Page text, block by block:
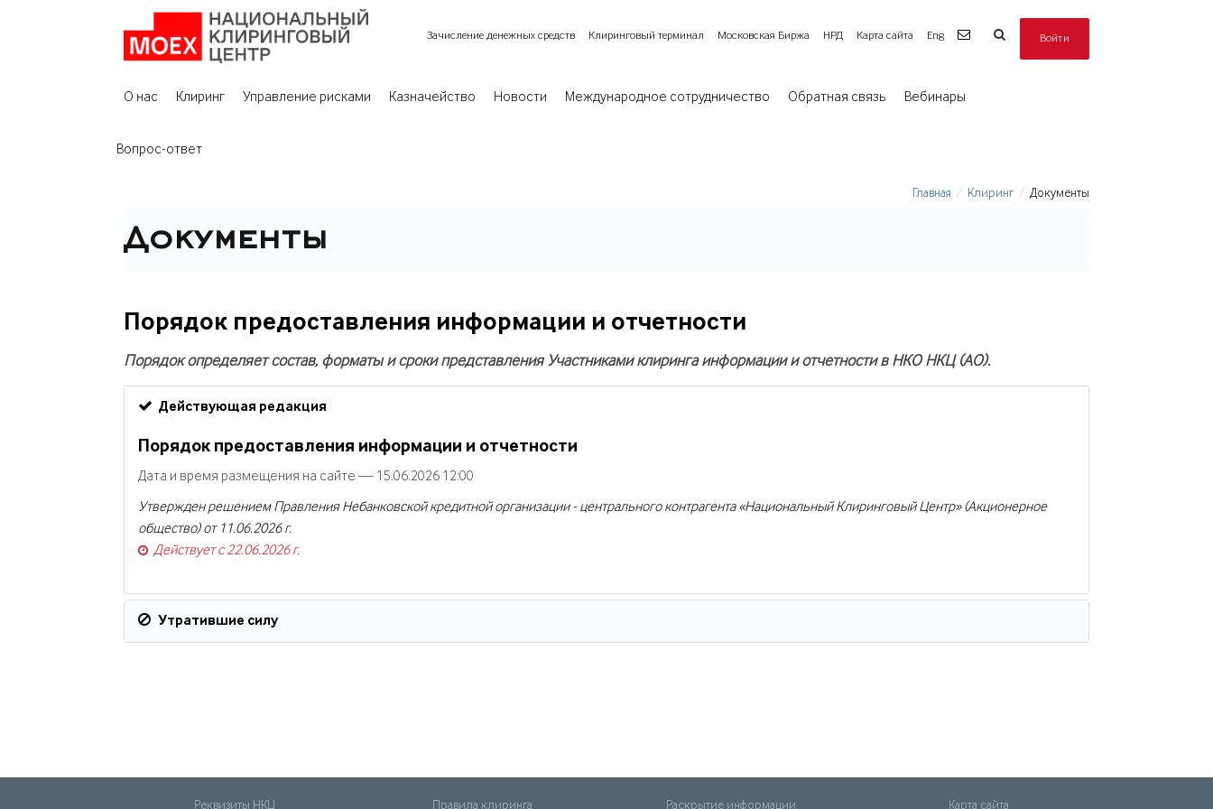
Зачисление денежных средств Клиринговый терминал Московская Биржа НРД Карта сайта Eng Войти
О нас Клиринг Управление рисками Казначейство Новости Международное сотрудничество Обратная связь Вебинары
Вопрос-ответ
Главная Клиринг Документы
Документы
Порядок предоставления информации и отчетности
Порядок определяет состав, форматы и сроки представления Участниками клиринга информации и отчетности в НКО НКЦ (АО).
Действующая редакция
Порядок предоставления информации и отчетности
Дата и время размещения на сайте — 15.06.2026 12:00
Утвержден решением Правления Небанковской кредитной организации - центрального контрагента «Национальный Клиринговый Центр» (Акционерное
общество) от 11.06.2026 г.
Действует с 22.06.2026 г.
Утратившие силу
Реквизиты НКЦ Правила клиринга Раскрытие информации Карта сайта